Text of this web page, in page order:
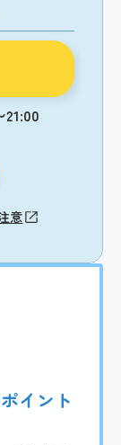
21:00
意
イント